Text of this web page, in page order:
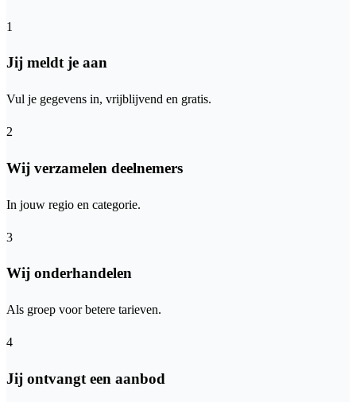
1
Jij meldt je aan
Vul je gegevens in, vrijblijvend en gratis.
2
Wij verzamelen deelnemers
In jouw regio en categorie.
3
Wij onderhandelen
Als groep voor betere tarieven.
4
Jij ontvangt een aanbod